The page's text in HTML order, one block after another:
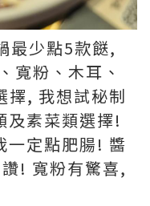
最少點5款餸,
寬粉、木耳、
擇, 我想試秘制
及素菜類選擇!
一定點肥腸! 醬
! 寬粉有驚喜,